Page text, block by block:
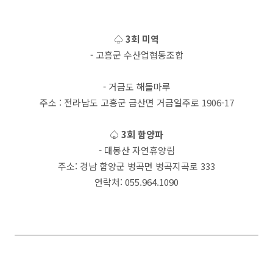
♤ 3회 미역
- 고흥군 수산업협동조합
- 거금도 해돌마루
주소 : 전라남도 고흥군 금산면 거금일주로 1906-17
♤ 3회 함양파
- 대봉산 자연휴양림
주소: 경남 함양군 병곡면 병곡지곡로 333
연락처: 055.964.1090